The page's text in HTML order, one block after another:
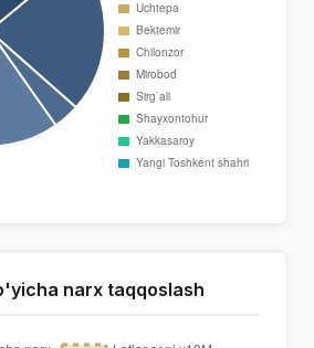
narx taqqoslash